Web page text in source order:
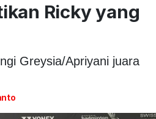
Ricky yang
Greysia/Apriyani juara